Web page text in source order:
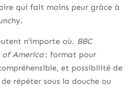
qui fait moins peur grâce à
n’importe où. BBC
of America: format pour
et possibilité de
répéter sous la douche ou